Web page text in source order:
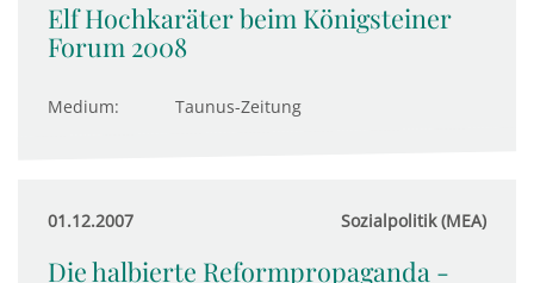
Elf Hochkaräter beim Königsteiner
Forum 2008
Medium: Taunus-Zeitung
01.12.2007 Sozialpolitik (MEA)
Die halbierte Reformpropaganda -